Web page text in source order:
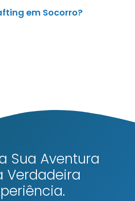
em Socorro?
Sua Aventura
Verdadeira